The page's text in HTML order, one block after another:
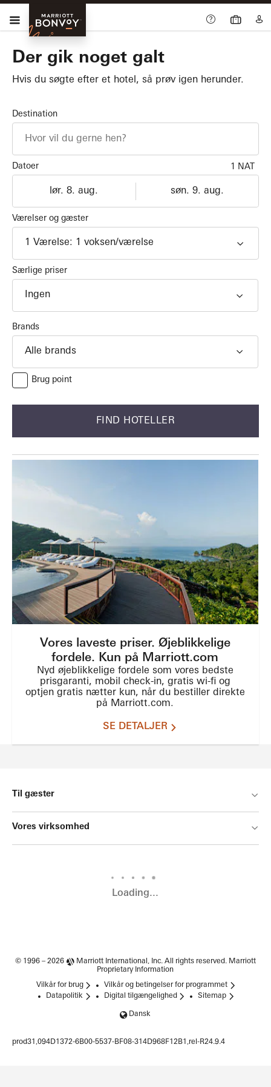
Skip Main Navigation
Menu
Marriott
Bonvoy
Der gik noget galt
Hvis du søgte efter et hotel, så prøv igen herunder.
Destination
Datoer 1 NAT
Indtjekning
dd/MM/y
Udtjekning
dd/MM/y
Værelser og gæster
1 Værelse: 1 voksen/værelse
Særlige priser
Ingen
Brands
Alle brands
Brug point
FIND HOTELLER
Vores laveste priser. Øjeblikkelige
fordele. Kun på Marriott.com
Nyd øjeblikkelige fordele som vores bedste
prisgaranti, mobil check-in, gratis wi-fi og
optjen gratis nætter kun, når du bestiller direkte
på Marriott.com.
SE DETALJER
Til gæster
Vores virksomhed
Loading...
© 1996 – 2026 Marriott International, Inc. All rights reserved. Marriott
Proprietary Information
Vilkår for brug
Vilkår og betingelser for programmet
Datapolitik
Digital tilgængelighed Sitemap
Dansk
prod31,094D1372-6B00-5537-BF08-314D968F12B1,rel-R24.9.4